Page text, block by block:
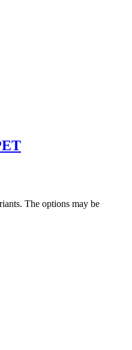
The options may be